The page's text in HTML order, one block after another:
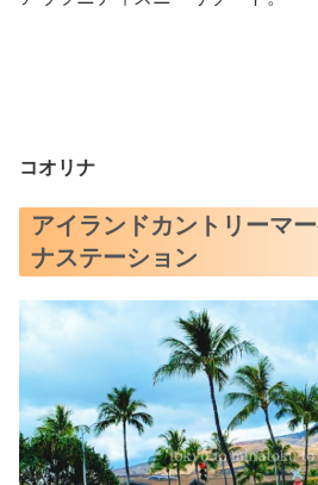
コオリナ
アイランドカントリーマ
ナステーション